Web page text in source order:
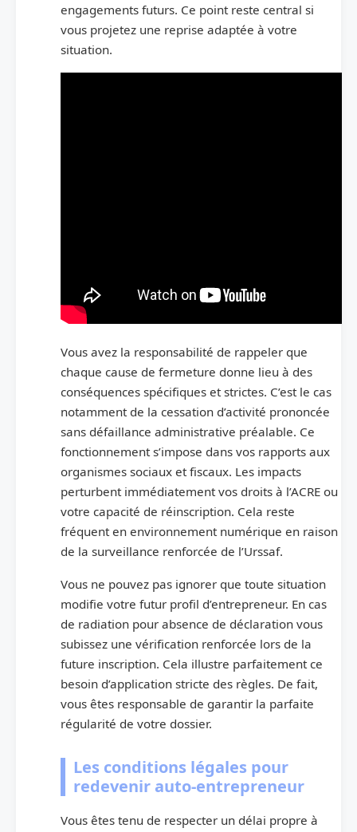
engagements futurs. Ce point reste central si
vous projetez une reprise adaptée à votre
situation.
Vous avez la responsabilité de rappeler que
chaque cause de fermeture donne lieu à des
conséquences spécifiques et strictes. C’est le cas
notamment de la cessation d’activité prononcée
sans défaillance administrative préalable. Ce
fonctionnement s’impose dans vos rapports aux
organismes sociaux et fiscaux. Les impacts
perturbent immédiatement vos droits à l’ACRE ou
votre capacité de réinscription. Cela reste
fréquent en environnement numérique en raison
de la surveillance renforcée de l’Urssaf.
Vous ne pouvez pas ignorer que toute situation
modifie votre futur profil d’entrepreneur. En cas
de radiation pour absence de déclaration vous
subissez une vérification renforcée lors de la
future inscription. Cela illustre parfaitement ce
besoin d’application stricte des règles. De fait,
vous êtes responsable de garantir la parfaite
régularité de votre dossier.
Les conditions légales pour
redevenir auto-entrepreneur
Vous êtes tenu de respecter un délai propre à